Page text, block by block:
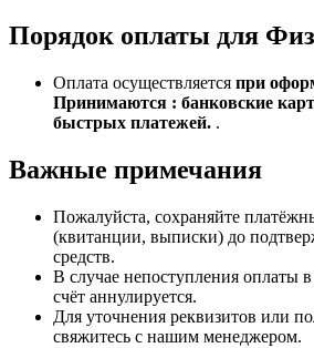
Порядок оплаты для
Оплата осуществляется при
Принимаются : банковские
быстрых платежей. .
Важные примечания
Пожалуйста, сохраняйте
(квитанции, выписки) до
средств.
В случае непоступления оплаты
счёт аннулируется.
Для уточнения реквизитов или
свяжитесь с нашим менеджером.